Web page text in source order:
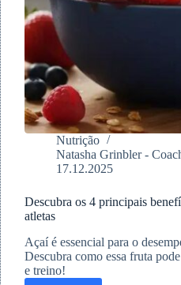
Nutrição
Natasha Grinbler -
17.12.2025
Descubra os 4 principais
atletas
Açaí é essencial para o
Descubra como essa fruta
e treino!